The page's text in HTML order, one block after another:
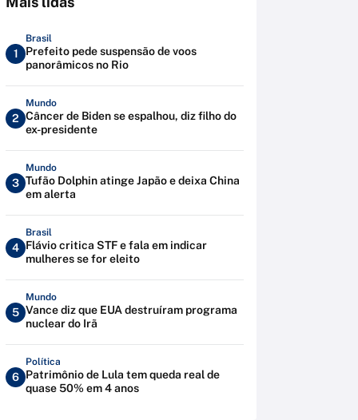
1
Brasil
Prefeito pede suspensão de voos
panorâmicos no Rio
2
Mundo
Câncer de Biden se espalhou, diz filho do
ex-presidente
3
Mundo
Tufão Dolphin atinge Japão e deixa China
em alerta
4
Brasil
Flávio critica STF e fala em indicar
mulheres se for eleito
5
Mundo
Vance diz que EUA destruíram programa
nuclear do Irã
6
Política
Patrimônio de Lula tem queda real de
quase 50% em 4 anos